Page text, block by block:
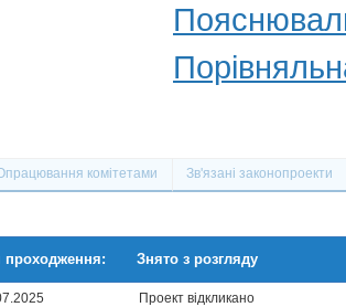
комітетами Зв'язані законопроекти
проходження: Знято з розгляду
Проект відкликано